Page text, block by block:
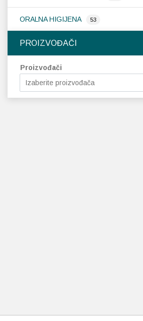
ORALNA HIGIJENA 53
PROIZVOĐAČI
Proizvođači